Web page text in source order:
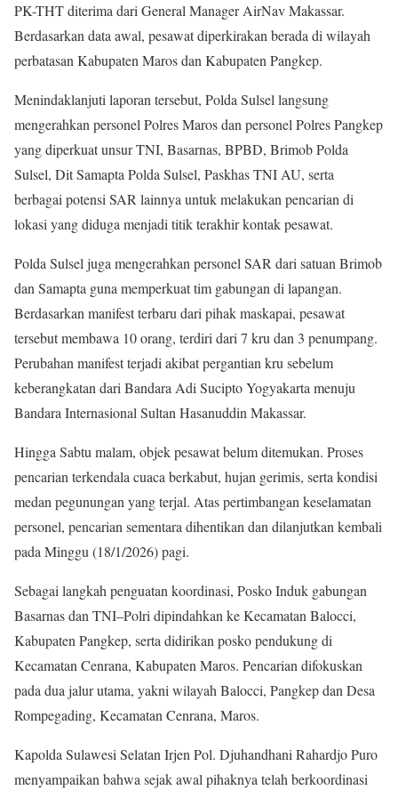
PK-THT diterima dari General Manager AirNav Makassar.
Berdasarkan data awal, pesawat diperkirakan berada di wilayah
perbatasan Kabupaten Maros dan Kabupaten Pangkep.
Menindaklanjuti laporan tersebut, Polda Sulsel langsung
mengerahkan personel Polres Maros dan personel Polres Pangkep
yang diperkuat unsur TNI, Basarnas, BPBD, Brimob Polda
Sulsel, Dit Samapta Polda Sulsel, Paskhas TNI AU, serta
berbagai potensi SAR lainnya untuk melakukan pencarian di
lokasi yang diduga menjadi titik terakhir kontak pesawat.
Polda Sulsel juga mengerahkan personel SAR dari satuan Brimob
dan Samapta guna memperkuat tim gabungan di lapangan.
Berdasarkan manifest terbaru dari pihak maskapai, pesawat
tersebut membawa 10 orang, terdiri dari 7 kru dan 3 penumpang.
Perubahan manifest terjadi akibat pergantian kru sebelum
keberangkatan dari Bandara Adi Sucipto Yogyakarta menuju
Bandara Internasional Sultan Hasanuddin Makassar.
Hingga Sabtu malam, objek pesawat belum ditemukan. Proses
pencarian terkendala cuaca berkabut, hujan gerimis, serta kondisi
medan pegunungan yang terjal. Atas pertimbangan keselamatan
personel, pencarian sementara dihentikan dan dilanjutkan kembali
pada Minggu (18/1/2026) pagi.
Sebagai langkah penguatan koordinasi, Posko Induk gabungan
Basarnas dan TNI–Polri dipindahkan ke Kecamatan Balocci,
Kabupaten Pangkep, serta didirikan posko pendukung di
Kecamatan Cenrana, Kabupaten Maros. Pencarian difokuskan
pada dua jalur utama, yakni wilayah Balocci, Pangkep dan Desa
Rompegading, Kecamatan Cenrana, Maros.
Kapolda Sulawesi Selatan Irjen Pol. Djuhandhani Rahardjo Puro
menyampaikan bahwa sejak awal pihaknya telah berkoordinasi